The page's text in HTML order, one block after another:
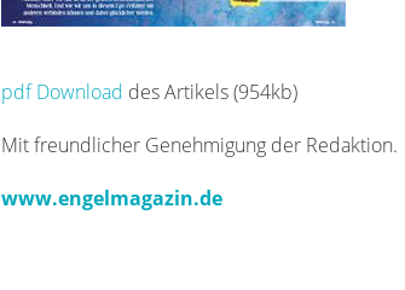
pdf Download des Artikels (954kb)
Mit freundlicher Genehmigung der Redaktion.
www.engelmagazin.de